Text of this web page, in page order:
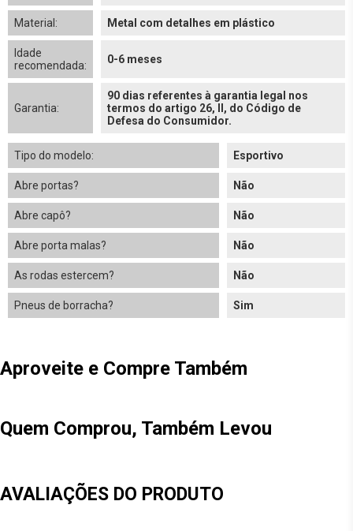
Material: Metal com detalhes em plástico
Idade
recomendada:
0-6 meses
Garantia:
90 dias referentes à garantia legal nos
termos do artigo 26, II, do Código de
Defesa do Consumidor.
Tipo do modelo: Esportivo
Abre portas? Não
Abre capô? Não
Abre porta malas? Não
As rodas estercem? Não
Pneus de borracha? Sim
Aproveite e Compre Também
Quem Comprou, Também Levou
AVALIAÇÕES DO PRODUTO